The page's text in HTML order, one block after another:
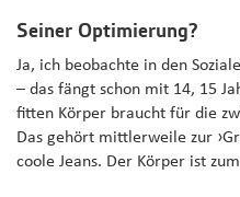
Seiner Optimierung?
Ja, ich beobachte in den
– das fängt schon mit 14, 15
fitten Körper braucht für die
Das gehört mittlerweile zur
coole Jeans. Der Körper ist